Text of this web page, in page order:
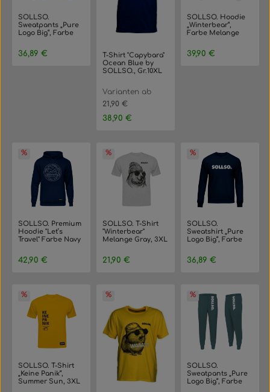
SOLLSO.
Sweatpants „Pure
Logo Big“, Farbe
3XL
Regulärer Preis:
36,89 €
T-Shirt "Capybara"
Ocean Blue by
SOLLSO., Gr.10XL
Varianten ab
21,90 €
Regulärer Preis:
38,90 €
SOLLSO. Hoodie
„Winterbear“,
Farbe Melange
Regulärer Preis:
39,90 €
SOLLSO. Premium
Hoodie "Let’s
Travel" Farbe Navy
Regulärer Preis:
42,90 €
SOLLSO. T-Shirt
"Winterbear"
Melange Gray, 3XL
Regulärer Preis:
21,90 €
SOLLSO.
Sweatshirt „Pure
Logo Big“, Farbe
3XL
Regulärer Preis:
36,89 €
SOLLSO. T-Shirt
„Keine Panik“,
Summer Sun, 3XL
SOLLSO.
Sweatpants „Pure
Logo Big“, Farbe